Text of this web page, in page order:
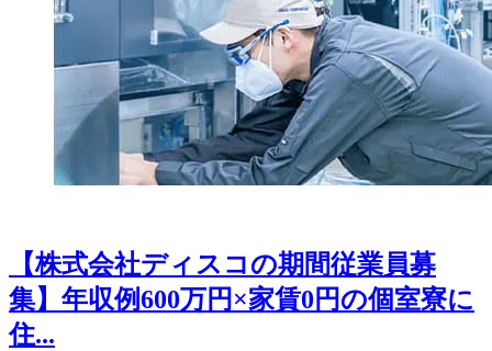
【株式会社ディスコの期間従業員募
集】年収例600万円×家賃0円の個室寮に
住...